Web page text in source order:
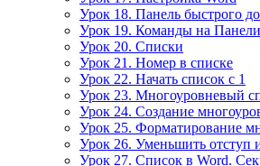
Урок 18. Панель быстрого
Урок 19. Команды на Панели
Урок 20. Списки
Урок 21. Номер в списке
Урок 22. Начать список с 1
Урок 23. Многоуровневый
Урок 24. Создание
Урок 25. Форматирование
Урок 26. Уменьшить отступ
Урок 27. Список в Word.